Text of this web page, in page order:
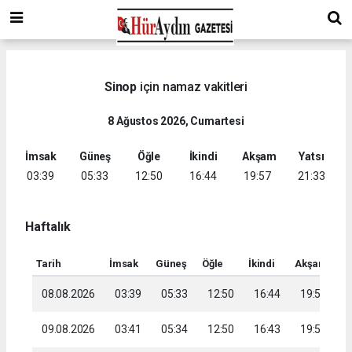
Sinop için namaz vakitleri
8 Ağustos 2026, Cumartesi
İmsak
03:39
Güneş
05:33
Öğle
12:50
İkindi
16:44
Akşam
19:57
Yatsı
21:33
Haftalık
Tarih İmsak Güneş Öğle İkindi Akşam
08.08.2026 03:39 05:33 12:50 16:44 19:57
09.08.2026 03:41 05:34 12:50 16:43 19:55